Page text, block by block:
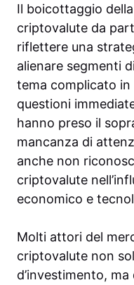
Il boicottaggio
criptovalute da
riflettere una
alienare segmenti
tema complicato
questioni
hanno preso il
mancanza di
anche non
criptovalute
economico e
Molti attori del
criptovalute non
d’investimento,